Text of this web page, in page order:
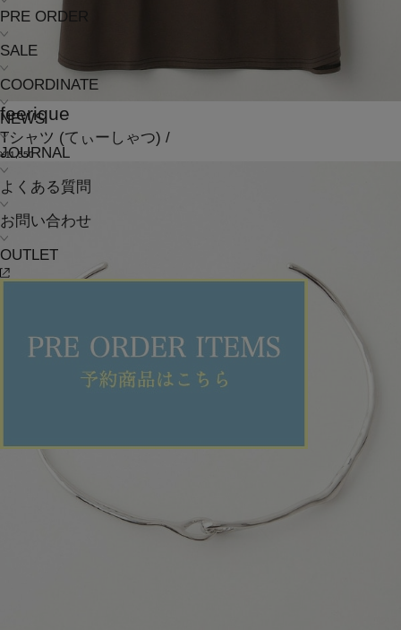
PRE ORDER
SALE
COORDINATE
NEWS
JOURNAL
よくある質問
お問い合わせ
OUTLET
feerique
Tシャツ (てぃーしゃつ) /
¥11,550